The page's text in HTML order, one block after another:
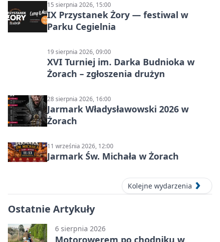
15 sierpnia 2026, 15:00
IX Przystanek Żory — festiwal w
Parku Cegielnia
19 sierpnia 2026, 09:00
XVI Turniej im. Darka Budnioka w
Żorach – zgłoszenia drużyn
28 sierpnia 2026, 16:00
Jarmark Władysławowski 2026 w
Żorach
11 września 2026, 12:00
Jarmark Św. Michała w Żorach
Kolejne wydarzenia
Ostatnie Artykuły
6 sierpnia 2026
Motorowerem po chodniku w